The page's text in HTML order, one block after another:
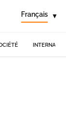
Français ▾